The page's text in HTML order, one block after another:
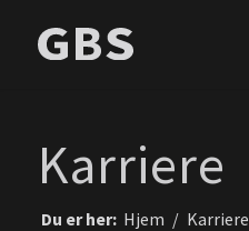
Karriere
Du er her: Hjem / Karriere